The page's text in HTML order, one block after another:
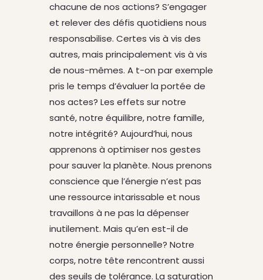
chacune de nos actions? S’engager
et relever des défis quotidiens nous
responsabilise. Certes vis à vis des
autres, mais principalement vis à vis
de nous-mêmes. A t-on par exemple
pris le temps d’évaluer la portée de
nos actes? Les effets sur notre
santé, notre équilibre, notre famille,
notre intégrité? Aujourd’hui, nous
apprenons à optimiser nos gestes
pour sauver la planète. Nous prenons
conscience que l’énergie n’est pas
une ressource intarissable et nous
travaillons à ne pas la dépenser
inutilement. Mais qu’en est-il de
notre énergie personnelle? Notre
corps, notre tête rencontrent aussi
des seuils de tolérance. La saturation